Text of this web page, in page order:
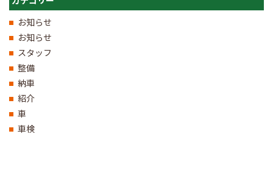
お知らせ
お知らせ
スタッフ
整備
納車
紹介
車
車検